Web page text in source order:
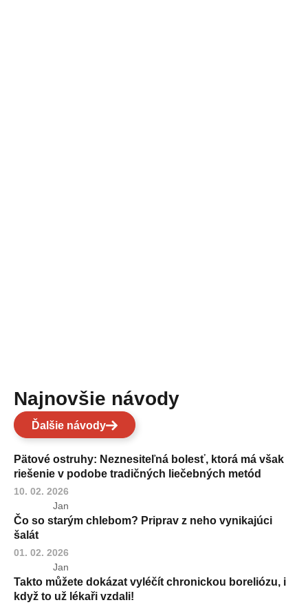
Najnovšie návody
Ďalšie návody
Pätové ostruhy: Neznesiteľná bolesť, ktorá má však
riešenie v podobe tradičných liečebných metód
10. 02. 2026
Jan
Čo so starým chlebom? Priprav z neho vynikajúci
šalát
01. 02. 2026
Jan
Takto můžete dokázat vyléčít chronickou boreliózu, i
když to už lékaři vzdali!